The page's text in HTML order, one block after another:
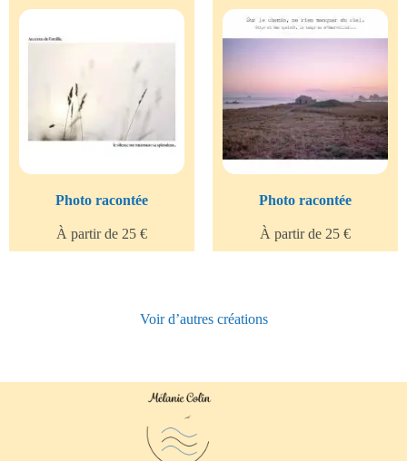
Photo racontée
À partir de 25 €
Photo racontée
À partir de 25 €
Voir d’autres créations